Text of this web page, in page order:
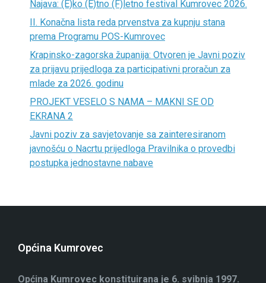
Najava: (E)ko (E)tno (F)letno festival Kumrovec 2026.
II. Konačna lista reda prvenstva za kupnju stana
prema Programu POS-Kumrovec
Krapinsko-zagorska županija: Otvoren je Javni poziv
za prijavu prijedloga za participativni proračun za
mlade za 2026. godinu
PROJEKT VESELO S NAMA – MAKNI SE OD
EKRANA 2
Javni poziv za savjetovanje sa zainteresiranom
javnošću o Nacrtu prijedloga Pravilnika o provedbi
postupka jednostavne nabave
Općina Kumrovec
Općina Kumrovec konstituirana je 6. svibnja 1997.